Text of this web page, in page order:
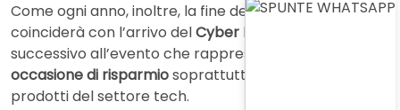
Come ogni anno, inoltre, la fine del “venerdì nero”
coinciderà con l’arrivo delCyber Monday
successivo all’evento che rappresenta un’ulteriore
occasione di risparmiosoprattutto sull’acquisto di
prodotti del settore tech.